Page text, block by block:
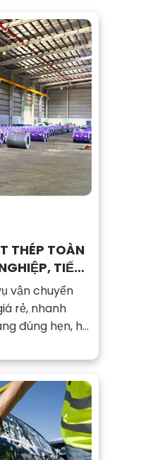
THÉP TOÀN
TIẾT
vận chuyển
rẻ, nhanh
đúng hẹn, hỗ